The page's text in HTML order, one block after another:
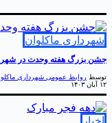
شهرداری ماکلوان
جشن بزرگ هفته وحدت در شهر
توسط روابط عمومی شهرداری
۱۲ آبان ۱۴۰۳